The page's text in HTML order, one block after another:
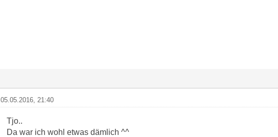
05.05.2016, 21:40
Tjo..
Da war ich wohl etwas dämlich ^^